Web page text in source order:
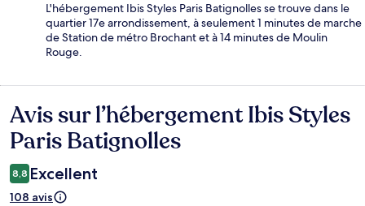
L'hébergement Ibis Styles Paris Batignolles se trouve dans le
quartier 17e arrondissement, à seulement 1 minutes de marche
de Station de métro Brochant et à 14 minutes de Moulin
Rouge.
Avis
Avis sur l’hébergement Ibis Styles
Paris Batignolles
8,8 Excellent
108 avis